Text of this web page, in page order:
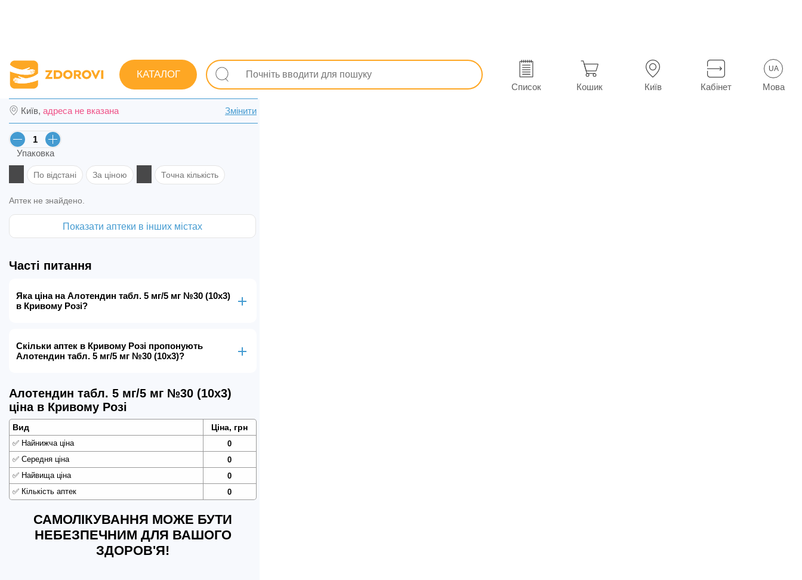
КАТАЛОГ
Список Кошик Київ Кабінет
UA
Мова
Пошук ліків Серцево-судинні Від високого артеріального тиску Алотендин табл. 5 мг/5 мг №30 (10х3)
Алотендин табл. 5 мг/5 мг №30 (10х3) в Кривому Розі
Київ, адреса не вказана Змінити
Упаковка
По відстані За ціною Точна кількість
Аптек не знайдено.
Показати аптеки в інших містах
Часті питання
Яка ціна на Алотендин табл. 5 мг/5 мг №30 (10х3)
в Кривому Розі?
Скільки аптек в Кривому Розі пропонують
Алотендин табл. 5 мг/5 мг №30 (10х3)?
Алотендин табл. 5 мг/5 мг №30 (10х3)
ціна в Кривому Розі
Вид Ціна, грн
✅ Найнижча ціна
0
✅ Середня ціна
0
✅ Найвища ціна
0
✅ Кількість аптек 0
САМОЛІКУВАННЯ МОЖЕ БУТИ
НЕБЕЗПЕЧНИМ ДЛЯ ВАШОГО
ЗДОРОВ'Я!